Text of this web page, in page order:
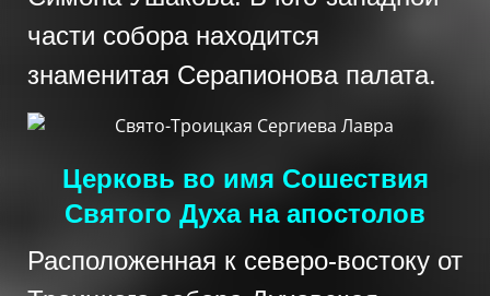
части собора находится
знаменитая Серапионова палата.
Церковь во имя Сошествия
Святого Духа на апостолов
Расположенная к северо-востоку от